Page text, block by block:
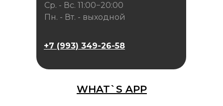
WHAT`S APP
Ср. - Вс. 11:00−20:00
Пн. - Вт. - выходной
+7 (993) 349-26-58